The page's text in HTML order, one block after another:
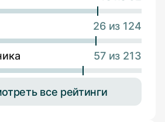
26 из 124
57 из 213
все рейтинги